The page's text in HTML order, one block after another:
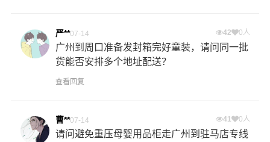
严**07-14 42 0人
广州到周口准备发封箱完好童装，请问同一批
货能否安排多个地址配送？
查看回复
曹**07-14 41 0人
请问避免重压母婴用品柜走广州到驻马店专线